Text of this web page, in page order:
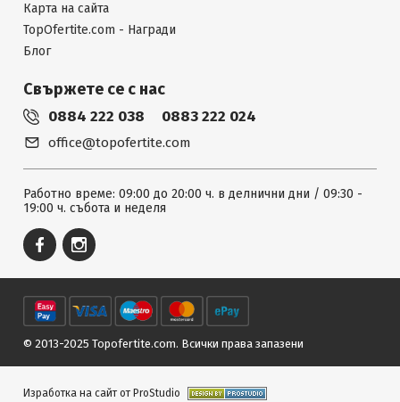
Карта на сайта
TopOfertite.com - Награди
Блог
Свържете се с нас
0884 222 038 0883 222 024
office@topofertite.com
Работно време: 09:00 до 20:00 ч. в делнични дни / 09:30 -
19:00 ч. събота и неделя
© 2013-2025 Topofertite.com. Всички права запазени
Изработка на сайт от ProStudio